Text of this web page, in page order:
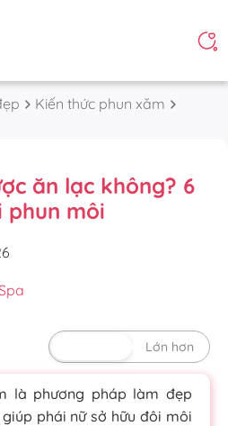
Kiến thức phun xăm
ăn lạc không? 6
phun môi
Lớn hơn
là phương pháp làm đẹp
phái nữ sở hữu đôi môi